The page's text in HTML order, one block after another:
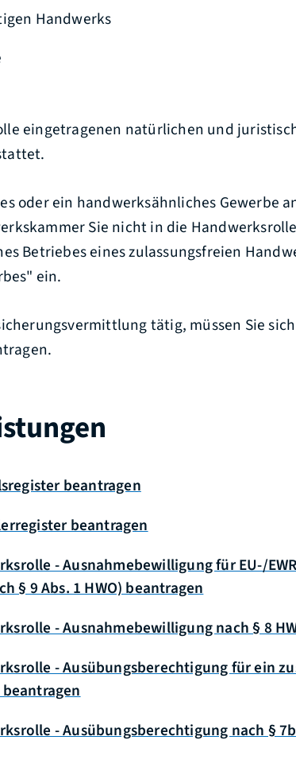
Handwerks
eingetragenen natürlichen und
oder ein handwerksähnliches Gewerbe
Sie nicht in die
Betriebes eines zulassungsfreien
ein.
tätig, müssen Sie
beantragen
beantragen
- Ausnahmebewilligung für EU-/
§ 9 Abs. 1 HWO) beantragen
- Ausnahmebewilligung nach § 8
- Ausübungsberechtigung für ein
beantragen
- Ausübungsberechtigung nach §